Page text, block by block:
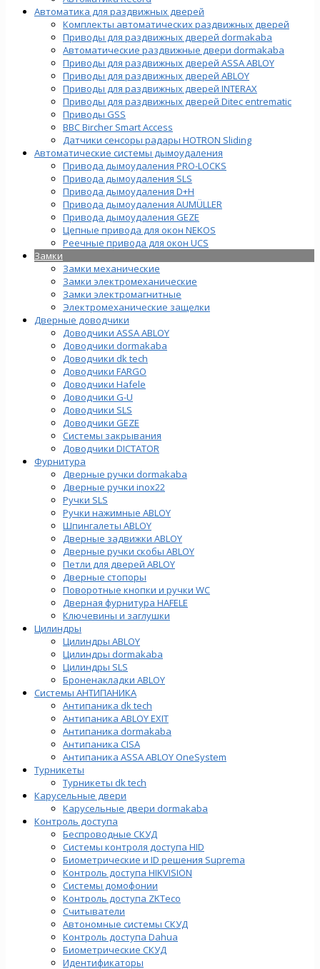
Автоматика для раздвижных дверей
Комплекты автоматических раздвижных дверей
Приводы для раздвижных дверей dormakaba
Автоматические раздвижные двери dormakaba
Приводы для раздвижных дверей ASSA ABLOY
Приводы для раздвижных дверей ABLOY
Приводы для раздвижных дверей INTERAX
Приводы для раздвижных дверей Ditec entrematic
Приводы GSS
BBC Bircher Smart Access
Датчики сенсоры радары HOTRON Sliding
Автоматические системы дымоудаления
Привода дымоудаления PRO-LOCKS
Привода дымоудаления SLS
Привода дымоудаления D+H
Привода дымоудаления AUMÜLLER
Привода дымоудаления GEZE
Цепные привода для окон NEKOS
Реечные привода для окон UСS
Замки
Замки механические
Замки электромеханические
Замки электромагнитные
Электромеханические защелки
Дверные доводчики
Доводчики ASSA ABLOY
Доводчики dormakaba
Доводчики dk tech
Доводчики FARGO
Доводчики Hafele
Доводчики G-U
Доводчики SLS
Доводчики GEZE
Cистемы закрывания
Доводчики DICTATOR
Фурнитура
Дверные ручки dormakaba
Дверные ручки inox22
Ручки SLS
Ручки нажимные ABLOY
Шпингалеты ABLOY
Дверные задвижки ABLOY
Дверные ручки скобы ABLOY
Петли для дверей ABLOY
Дверные стопоры
Поворотные кнопки и ручки WC
Дверная фурнитура HAFELE
Ключевины и заглушки
Цилиндры
Цилиндры ABLOY
Цилиндры dormakaba
Цилиндры SLS
Броненакладки ABLOY
Системы АНТИПАНИКА
Антипаника dk tech
Антипаника ABLOY EXIT
Антипаника dormakaba
Антипаника СISA
Антипаника ASSA ABLOY OneSystem
Турникеты
Турникеты dk tech
Карусельные двери
Карусельные двери dormakaba
Контроль доступа
Беспроводные СКУД
Системы контроля доступа HID
Биометрические и ID решения Suprema
Контроль доступа HIKVISION
Системы домофонии
Контроль доступа ZKTeco
Считыватели
Автономные системы СКУД
Контроль доступа Dahua
Биометрические СКУД
Идентификаторы